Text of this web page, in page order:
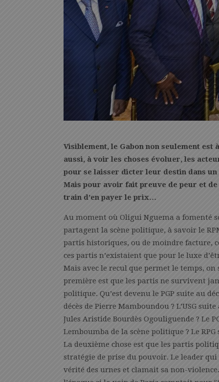
Visiblement, le Gabon non seulement
aussi, à voir les choses évoluer, les
pour se laisser dicter leur destin dans
Mais pour avoir fait preuve de peur et
train d’en payer le prix…
Au moment où Oligui Nguema a fomenté
partagent la scène politique, à savoir le
partis historiques, ou de moindre facture,
ces partis n’existaient que pour le luxe
Mais avec le recul que permet le temps, on
première est que les partis ne survivent
politique. Qu’est devenu le PGP suite au
décès de Pierre Mamboundou ? L’USG
Jules Aristide Bourdès Ogouliguende ? Le
Lemboumba de la scène politique ? Le
La deuxième chose est que les partis
stratégie de prise du pouvoir. Le leader
vérité des urnes et clamait sa non-